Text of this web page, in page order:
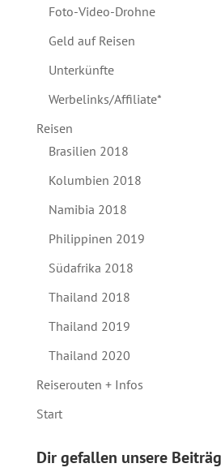
Foto-Video-Drohne
Geld auf Reisen
Unterkünfte
Werbelinks/Affiliate*
Reisen
Brasilien 2018
Kolumbien 2018
Namibia 2018
Philippinen 2019
Südafrika 2018
Thailand 2018
Thailand 2019
Thailand 2020
Reiserouten + Infos
Start
Dir gefallen unsere